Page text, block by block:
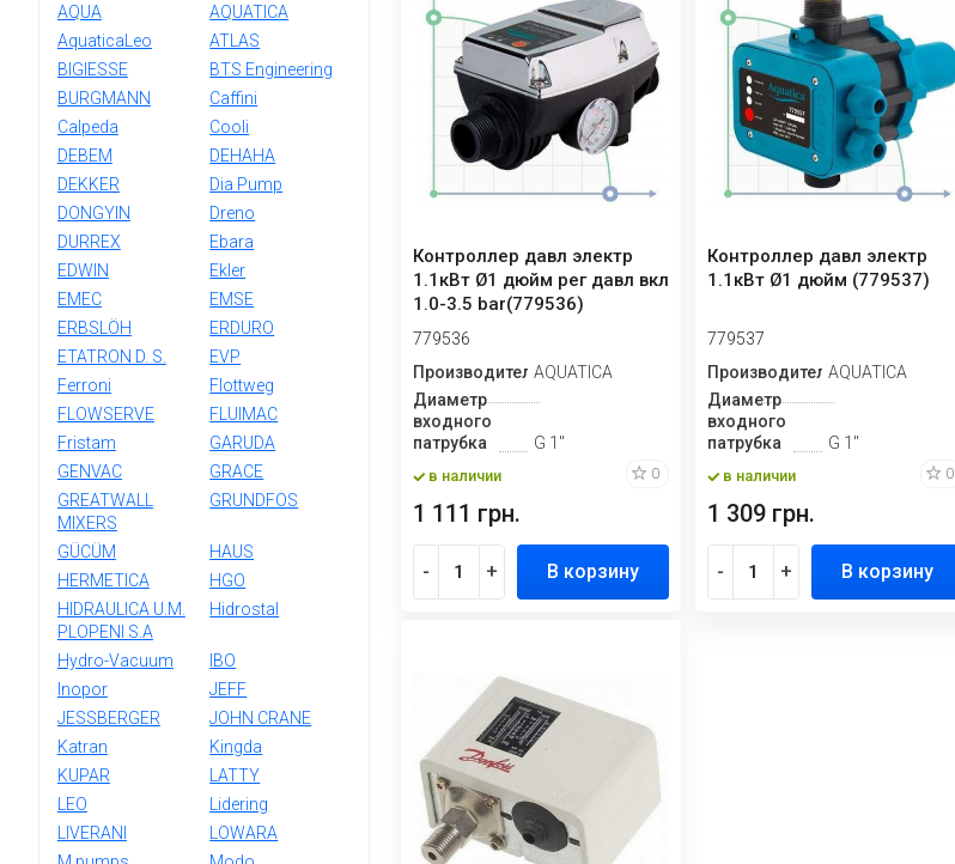
AQUA
AQUATICA
AquaticaLeo
ATLAS
BIGIESSE
BTS Engineering
BURGMANN
Caffini
Calpeda
Cooli
DEBEM
DEHAHA
DEKKER
Dia Pump
DONGYIN
Dreno
DURREX
Ebara
EDWIN
Ekler
EMEC
EMSE
ERBSLÖH
ERDURO
ETATRON D. S.
EVP
Ferroni
Flottweg
FLOWSERVE
FLUIMAC
Fristam
GARUDA
GENVAC
GRACE
GREATWALL
MIXERS
GRUNDFOS
GÜCÜM
HAUS
HERMETICA
HGO
HIDRAULICA U.M.
PLOPENI S.A
Hidrostal
Hydro-Vacuum
IBO
Inopor
JEFF
JESSBERGER
JOHN CRANE
Katran
Kingda
KUPAR
LATTY
LEO
Lidering
LIVERANI
LOWARA
Контроллер давл электр
1.1кВт Ø1 дюйм рег давл вкл
1.0-3.5 bar(779536)
779536
ПроизводительAQUATICA
Диаметр
входного
патрубка
G 1"
в наличии 0
1 111 грн.
- + В корзину
Контроллер давл электр
1.1кВт Ø1 дюйм (779537)
779537
ПроизводительAQUATICA
Диаметр
входного
патрубка
G 1"
в наличии 0
1 309 грн.
- + В корзину